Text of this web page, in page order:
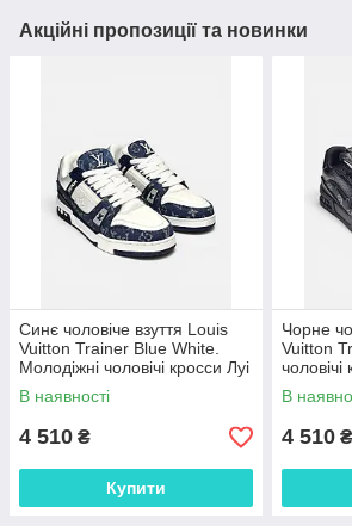
Акційні пропозиції та новинки
Синє чоловіче взуття Louis
Vuitton Trainer Blue White.
Молодіжні чоловічі кросси Луі
Віттон.
В наявності
4 510 ₴
Купити
Чорне
Vuitton
чоловічі
В
4 510 ₴